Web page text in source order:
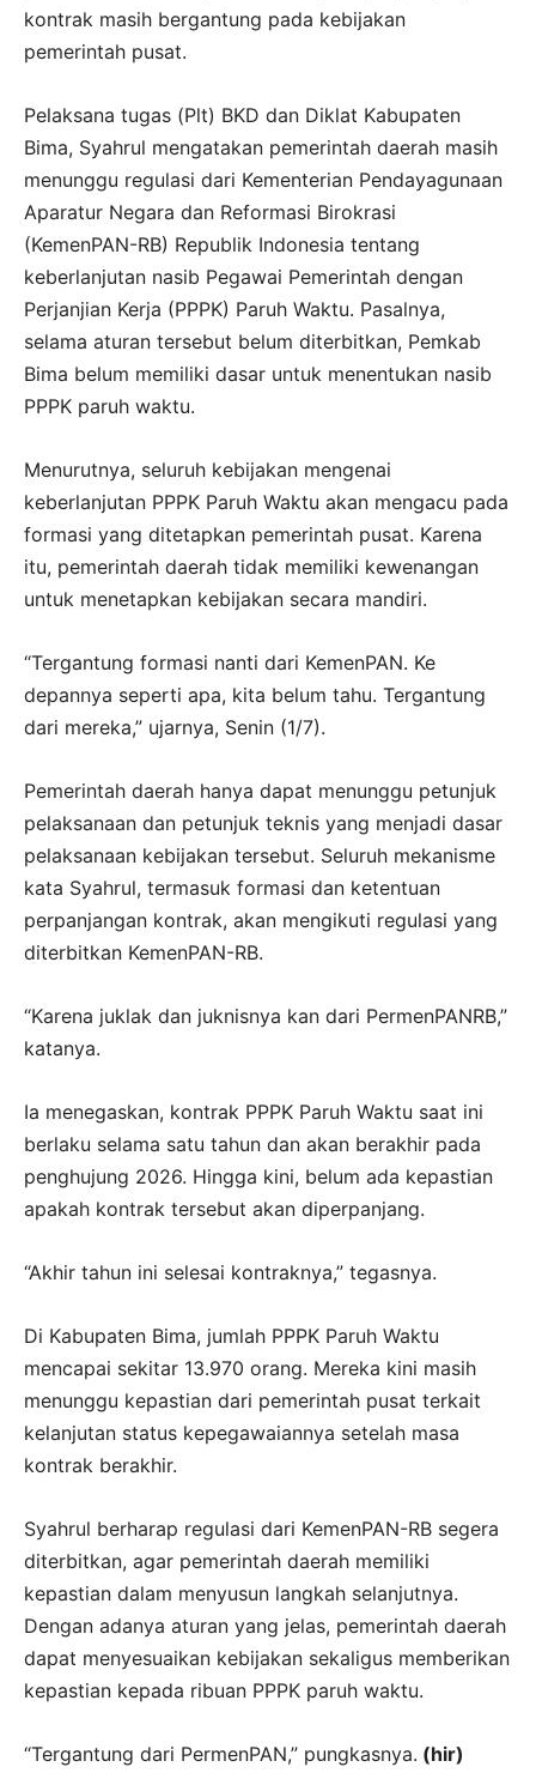
kontrak masih bergantung pada kebijakan
pemerintah pusat.
Pelaksana tugas (Plt) BKD dan Diklat Kabupaten
Bima, Syahrul mengatakan pemerintah daerah masih
menunggu regulasi dari Kementerian Pendayagunaan
Aparatur Negara dan Reformasi Birokrasi
(KemenPAN-RB) Republik Indonesia tentang
keberlanjutan nasib Pegawai Pemerintah dengan
Perjanjian Kerja (PPPK) Paruh Waktu. Pasalnya,
selama aturan tersebut belum diterbitkan, Pemkab
Bima belum memiliki dasar untuk menentukan nasib
PPPK paruh waktu.
Menurutnya, seluruh kebijakan mengenai
keberlanjutan PPPK Paruh Waktu akan mengacu pada
formasi yang ditetapkan pemerintah pusat. Karena
itu, pemerintah daerah tidak memiliki kewenangan
untuk menetapkan kebijakan secara mandiri.
“Tergantung formasi nanti dari KemenPAN. Ke
depannya seperti apa, kita belum tahu. Tergantung
dari mereka,” ujarnya, Senin (1/7).
Pemerintah daerah hanya dapat menunggu petunjuk
pelaksanaan dan petunjuk teknis yang menjadi dasar
pelaksanaan kebijakan tersebut. Seluruh mekanisme
kata Syahrul, termasuk formasi dan ketentuan
perpanjangan kontrak, akan mengikuti regulasi yang
diterbitkan KemenPAN-RB.
“Karena juklak dan juknisnya kan dari PermenPANRB,”
katanya.
Ia menegaskan, kontrak PPPK Paruh Waktu saat ini
berlaku selama satu tahun dan akan berakhir pada
penghujung 2026. Hingga kini, belum ada kepastian
apakah kontrak tersebut akan diperpanjang.
“Akhir tahun ini selesai kontraknya,” tegasnya.
Di Kabupaten Bima, jumlah PPPK Paruh Waktu
mencapai sekitar 13.970 orang. Mereka kini masih
menunggu kepastian dari pemerintah pusat terkait
kelanjutan status kepegawaiannya setelah masa
kontrak berakhir.
Syahrul berharap regulasi dari KemenPAN-RB segera
diterbitkan, agar pemerintah daerah memiliki
kepastian dalam menyusun langkah selanjutnya.
Dengan adanya aturan yang jelas, pemerintah daerah
dapat menyesuaikan kebijakan sekaligus memberikan
kepastian kepada ribuan PPPK paruh waktu.
“Tergantung dari PermenPAN,” pungkasnya. (hir)